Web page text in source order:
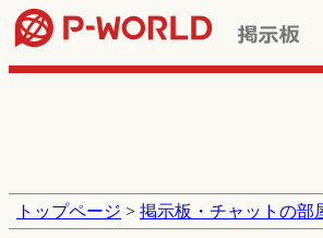
トップページ > 掲示板・チャットの部